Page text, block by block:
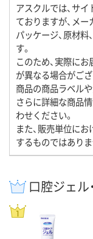
アスクルでは、サ
ておりますが、メー
パッケージ、原材料
す。
このため、実際に
が異なる場合がご
商品の商品ラベル
さらに詳細な商品
わせください。
また、販売単位にお
するものではあり
口腔ジェル